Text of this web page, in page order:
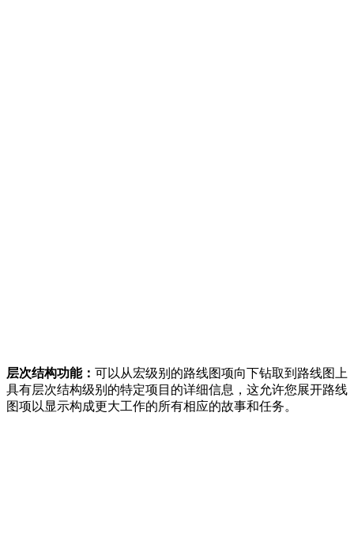
层次结构功能： 可以从宏级别的路线图项向下钻取到路线图上
具有层次结构级别的特定项目的详细信息，这允许您展开路线
图项以显示构成更大工作的所有相应的故事和任务。